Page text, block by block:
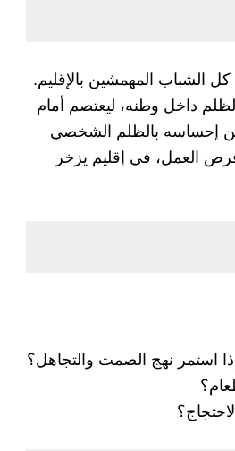
الشباب المهمشين بالإقليم.
داخل وطنه، ليعتصم أمام
من إحساسه بالظلم الشخصي
العمل، في إقليم يزخر
استمر نهج الصمت والتجاهل؟